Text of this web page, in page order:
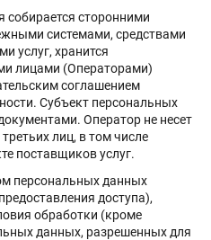
собирается сторонними
системами, средствами
услуг, хранится
лицами (Операторами)
соглашением
Субъект персональных
Оператор не несет
лиц, в том числе
поставщиков услуг.
персональных данных
доступа),
обработки (кроме
данных, разрешенных для